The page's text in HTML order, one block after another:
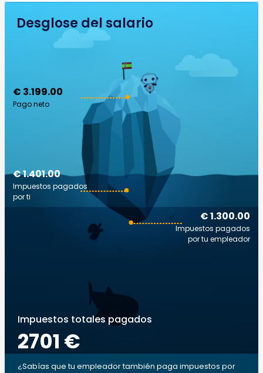
Desglose del salario
€ 3.199.00
Pago neto
€ 1.300.00
Impuestos pagados
por tu empleador
€ 1.401.00
Impuestos pagados
por ti
Impuestos totales pagados
2701 €
¿Sabías que tu empleador también paga impuestos por